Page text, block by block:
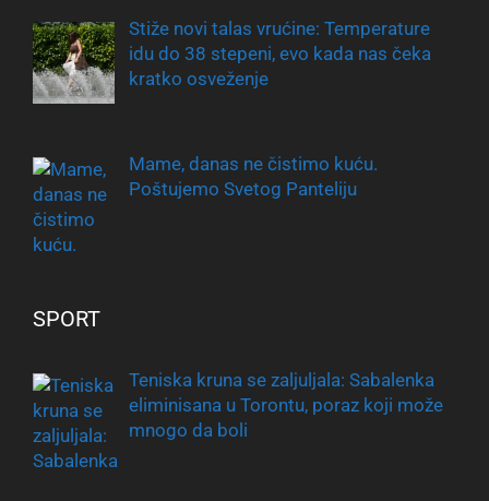
Stiže novi talas vrućine: Temperature
idu do 38 stepeni, evo kada nas čeka
kratko osveženje
Mame, danas ne čistimo kuću.
Poštujemo Svetog Panteliju
SPORT
Teniska kruna se zaljuljala: Sabalenka
eliminisana u Torontu, poraz koji može
mnogo da boli